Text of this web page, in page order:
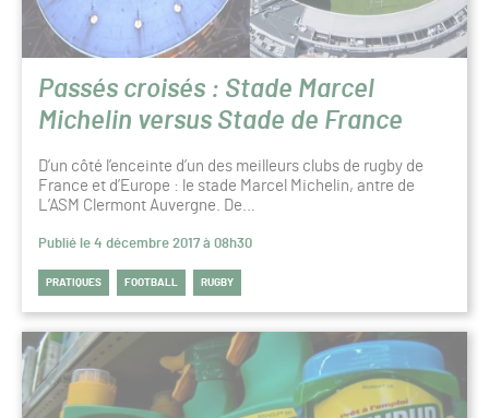
Passés croisés : Stade Marcel
Michelin versus Stade de France
D’un côté l’enceinte d’un des meilleurs clubs de rugby de
France et d’Europe : le stade Marcel Michelin, antre de
L’ASM Clermont Auvergne. De…
Publié le 4 décembre 2017 à 08h30
PRATIQUES FOOTBALL RUGBY